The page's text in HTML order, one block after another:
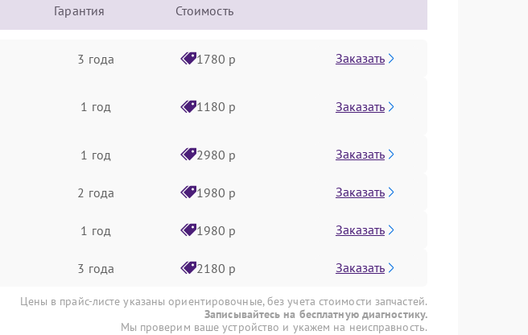
Гарантия Стоимость
3 года 1780 р Заказать
1 год 1180 р Заказать
1 год 2980 р Заказать
2 года 1980 р Заказать
1 год 1980 р Заказать
3 года 2180 р Заказать
Цены в прайс-листе указаны ориентировочные, без учета стоимости запчастей.
Записывайтесь на бесплатную диагностику.
Мы проверим ваше устройство и укажем на неисправность.